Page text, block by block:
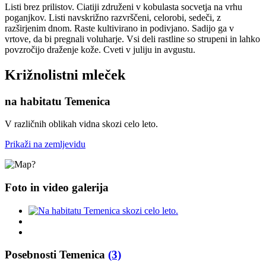
Listi brez prilistov. Ciatiji združeni v kobulasta socvetja na vrhu
poganjkov. Listi navskrižno razvrščeni, celorobi, sedeči, z
razširjenim dnom. Raste kultivirano in podivjano. Sadijo ga v
vrtove, da bi pregnali voluharje. Vsi deli rastline so strupeni in lahko
povzročijo draženje kože. Cveti v juliju in avgustu.
Križnolistni mleček
na habitatu Temenica
V različnih oblikah vidna skozi celo leto.
Prikaži na zemljevidu
Foto in video galerija
Posebnosti Temenica (3)